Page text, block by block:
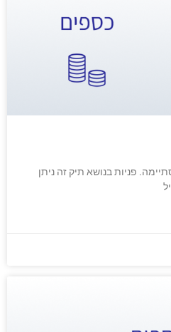
פניות בנושא תיק זה ניתן